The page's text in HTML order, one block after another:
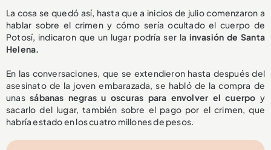
La cosa se quedó así, hasta que a inicios de julio comenzaron a
hablar sobre el crimen y cómo sería ocultado el cuerpo de
Potosí, indicaron que un lugar podría ser la invasión de Santa
Helena.
En las conversaciones, que se extendieron hasta después del
asesinato de la joven embarazada, se habló de la compra de
unassábanas negras u oscuras para envolver el cuerpo y
sacarlo del lugar, también sobre el pago por el crimen, que
habría estado en los cuatro millones de pesos.